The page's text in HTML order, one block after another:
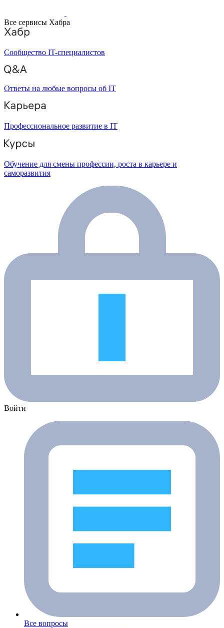
Все сервисы Хабра
Сообщество IT-специалистов
Ответы на любые вопросы об IT
Профессиональное развитие в IT
Обучение для смены профессии, роста в карьере и
саморазвития
Войти
Все вопросы